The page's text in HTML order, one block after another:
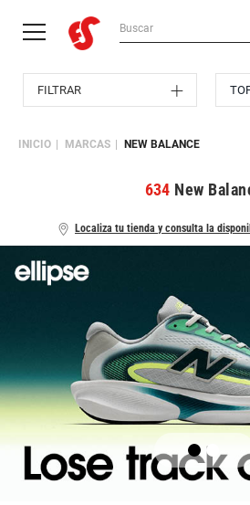
INICIO MARCAS NEW BALANCE
Localiza tu tienda y consulta la
634 New
FILTRAR